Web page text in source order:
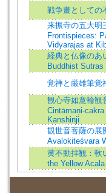
戦争畫としての
来振寺の五大明
Frontispieces:
Vidyarajas at
経典と仏像のあ
Buddhist
覚禅と厳雄筆覚
観心寺如意輪観
Cintāmaṇi-
Kanshinji
観世音菩薩の展
Avalokiteśvara
黄不動拝観：軟
the Yellow Acala